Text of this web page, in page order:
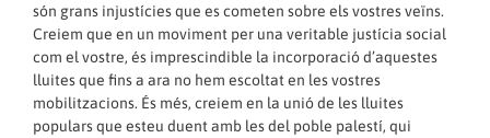
són grans injustícies que es cometen sobre els vostres veïns.
Creiem que en un moviment per una veritable justícia social
com el vostre, és imprescindible la incorporació d’aquestes
lluites que fins a ara no hem escoltat en les vostres
mobilitzacions. És més, creiem en la unió de les lluites
populars que esteu duent amb les del poble palestí, qui